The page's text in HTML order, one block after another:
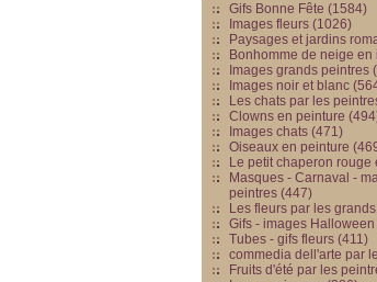
Gifs Bonne Fête (1584)
Images fleurs (1026)
Paysages et jardins
Bonhomme de neige en
Images grands peintres
Images noir et blanc
Les chats par les
Clowns en peinture
Images chats (471)
Oiseaux en peinture
Le petit chaperon rouge
Masques - Carnaval -
peintres (447)
Les fleurs par les
Gifs - images Halloween
Tubes - gifs fleurs (411)
commedia dell'arte par
Fruits d'été par les